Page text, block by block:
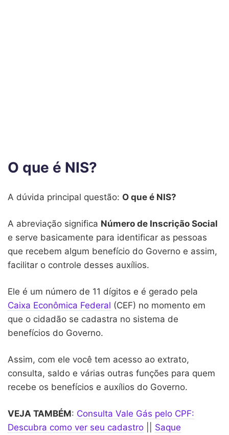
O que é NIS?
A dúvida principal questão: O que é NIS?
A abreviação significa Número de Inscrição Social
e serve basicamente para identificar as pessoas
que recebem algum benefício do Governo e assim,
facilitar o controle desses auxílios.
Ele é um número de 11 dígitos e é gerado pela
Caixa Econômica Federal (CEF) no momento em
que o cidadão se cadastra no sistema de
benefícios do Governo.
Assim, com ele você tem acesso ao extrato,
consulta, saldo e várias outras funções para quem
recebe os benefícios e auxílios do Governo.
VEJA TAMBÉM: Consulta Vale Gás pelo CPF:
Descubra como ver seu cadastro
Saque